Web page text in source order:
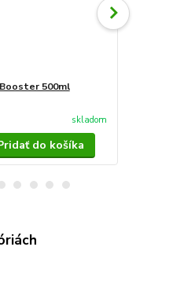
500ml
skladom
do košíka